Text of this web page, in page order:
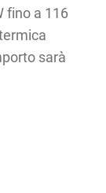
fino a 116
sarà